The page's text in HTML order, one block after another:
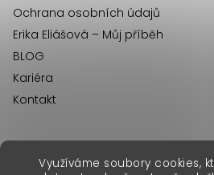
Využíváme soubory cookies,
Ochrana osobních údajů
Erika Eliášová – Můj příběh
BLOG
Kariéra
Kontakt